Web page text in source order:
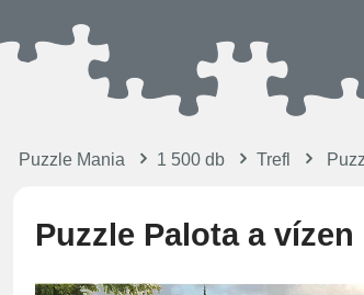
Puzzle Mania 1 500 db Trefl
Puzzle Palota a vízen